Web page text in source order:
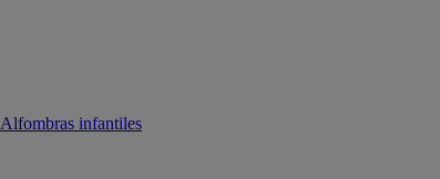
Alfombras infantiles